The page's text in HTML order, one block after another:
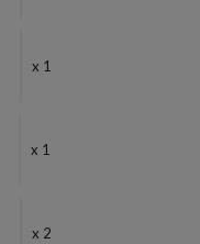
x 1
x 1
x 2